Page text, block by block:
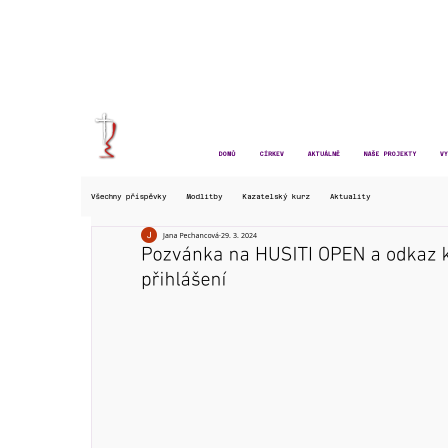
DOMŮ CÍRKEV AKTUÁLNĚ NAŠE PROJEKTY
Všechny příspěvky Modlitby Kazatelský kurz Aktuality
Pozvánka na HUSITI OPEN a odkaz
přihlášení
Jana Pechancová 29. 3. 2024